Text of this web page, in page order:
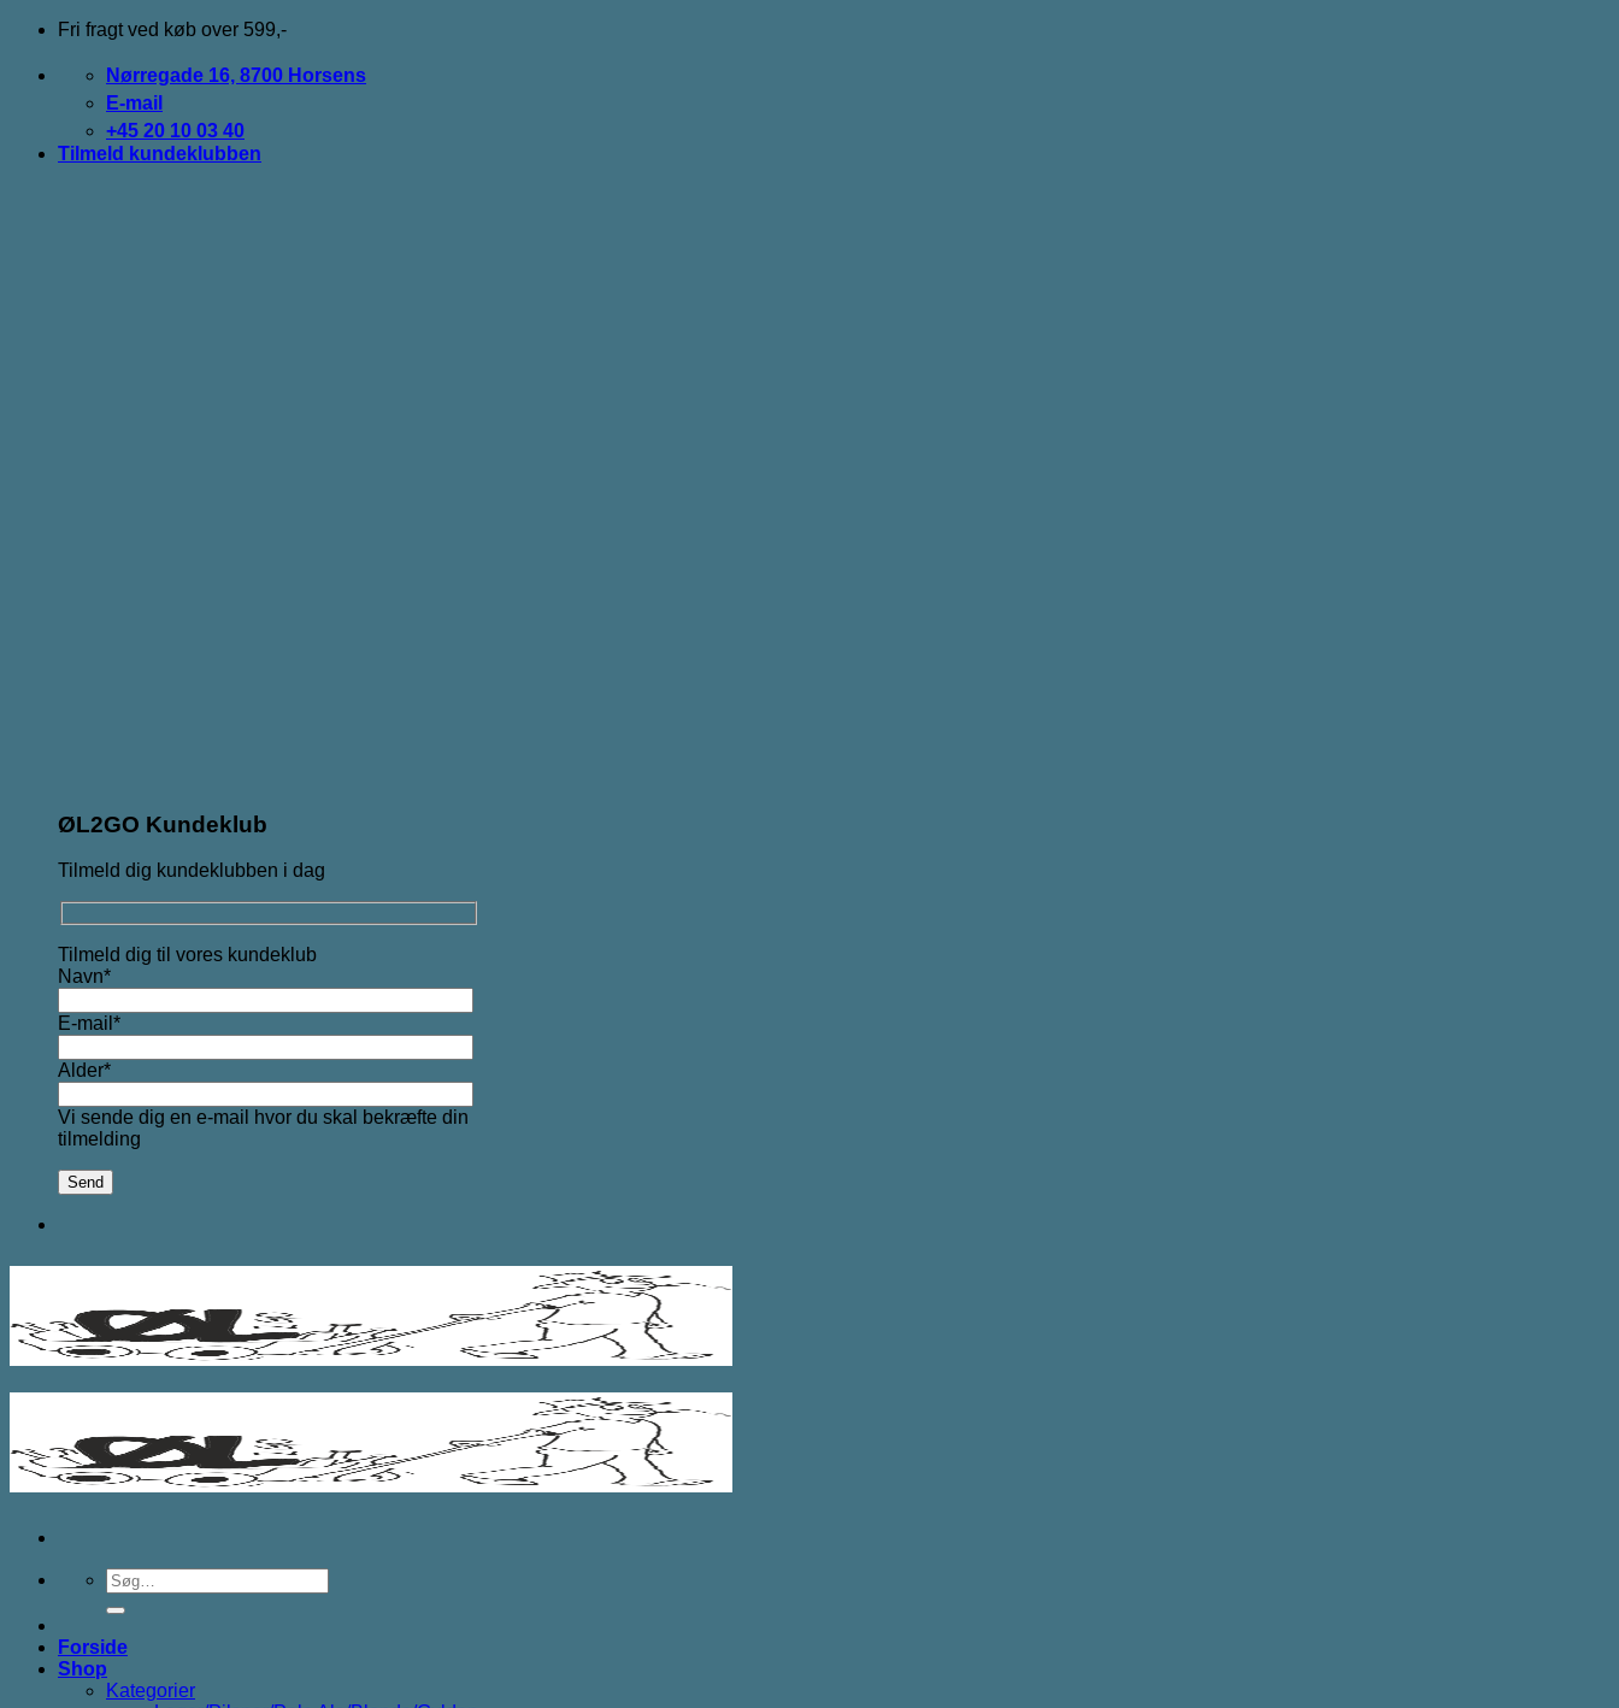
Fortsæt
indhold
Fri fragt ved køb over 599,-
Nørregade 16, 8700 Horsens
E-mail
+45 20 10 03 40
Tilmeld kundeklubben
ØL2GO Kundeklub
Tilmeld dig kundeklubben i dag
Tilmeld dig til vores kundeklub
Navn*
E-mail*
Alder*
Vi sende dig en e-mail hvor du skal bekræfte din
tilmelding
Søg
efter:
Forside
Shop
Kategorier